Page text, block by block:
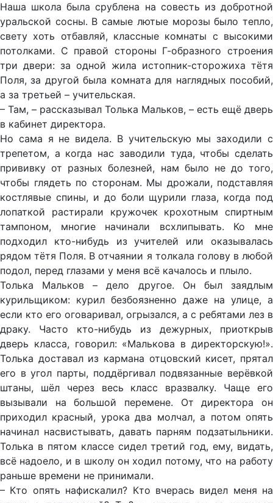
Наша школа была срублена на совесть из добротной
уральской сосны. В самые лютые морозы было тепло,
свету хоть отбавляй, классные комнаты с высокими
потолками. С правой стороны Г-образного строения
три двери: за одной жила истопник-сторожиха тётя
Поля, за другой была комната для наглядных пособий,
а за третьей – учительская.
– Там, – рассказывал Толька Мальков, – есть ещё дверь
в кабинет директора.
Но сама я не видела. В учительскую мы заходили с
трепетом, а когда нас заводили туда, чтобы сделать
прививку от разных болезней, нам было не до того,
чтобы глядеть по сторонам. Мы дрожали, подставляя
костлявые спины, и до боли щурили глаза, когда под
лопаткой растирали кружочек крохотным спиртным
тампоном, многие начинали всхлипывать. Ко мне
подходил кто-нибудь из учителей или оказывалась
рядом тётя Поля. В отчаянии я толкала голову в любой
подол, перед глазами у меня всё качалось и плыло.
Толька Мальков – дело другое. Он был заядлым
курильщиком: курил безбоязненно даже на улице, а
если кто его оговаривал, огрызался, а с ребятами лез в
драку. Часто кто-нибудь из дежурных, приоткрыв
дверь класса, говорил: «Малькова в директорскую!».
Толька доставал из кармана отцовский кисет, прятал
его в угол парты, поддёргивал подвязанные верёвкой
штаны, шёл через весь класс вразвалку. Чаще его
вызывали на большой перемене. От директора он
приходил красный, урока два молчал, а потом опять
начинал насвистывать, давать парням подзатыльники.
Толька в пятом классе сидел третий год, ему, видать,
всё надоело, и в школу он ходил потому, что на работу
раньше времени не принимали.
– Кто опять нафискалил? Кто вчерась видел меня на